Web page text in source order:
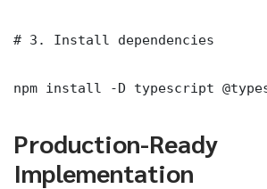
# 3. Install dependencies
npm install -D typescript
Production-Ready
Implementation